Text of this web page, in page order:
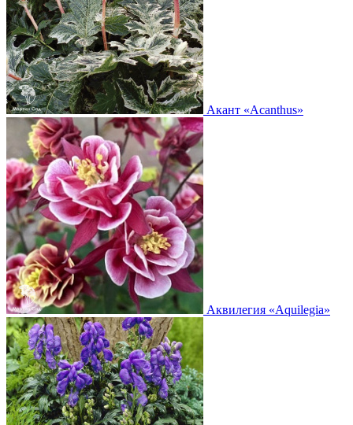
Акант «Acanthus»
Аквилегия «Aquilegia»